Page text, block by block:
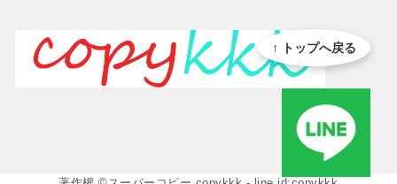
↑ トップへ戻る